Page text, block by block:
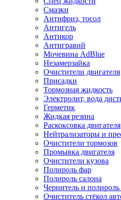
Смазки
Антифриз, тосол
Антигель
Антикор
Антигравий
Мочевина AdBlue
Незамерзайка
Очистители двигателя
Присадки
Тормозная жидкость
Электролит, вода
Герметик
Жидкая резина
Раскоксовка двигателя
Нейтрализаторы и
Очистители тормозов
Промывка двигателя
Очистители кузова
Полироль фар
Полироль салона
Чернитель и
Очиститель стёкол